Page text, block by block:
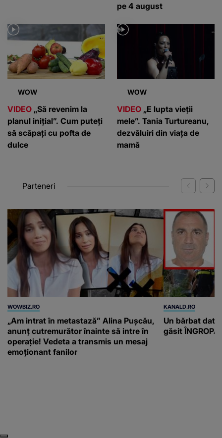
pe 4 august
WOW
VIDEO „Să revenim la
planul inițial”. Cum puteți
să scăpați cu pofta de
dulce
WOW
VIDEO „E lupta vieții
mele”. Tania Turtureanu,
dezvăluiri din viața de
mamă
Parteneri
WOWBIZ.RO
„Am intrat în metastază” Alina Pușcău,
anunț cutremurător înainte să intre în
operație! Vedeta a transmis un mesaj
emoționant fanilor
KANALD.RO
Un bărbat dat
găsit